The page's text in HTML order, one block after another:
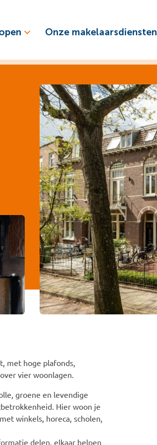
Onze makelaarsdiensten
met hoge plafonds,
vier woonlagen.
groene en levendige
Hier woon je
winkels, horeca, scholen,
delen, elkaar helpen